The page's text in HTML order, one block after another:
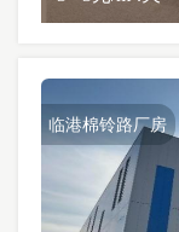
临港棉铃路厂房